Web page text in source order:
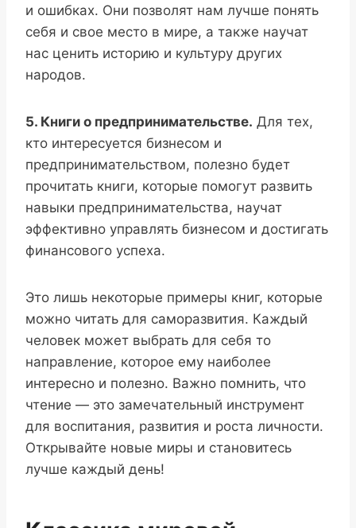
и ошибках. Они позволят нам лучше понять
себя и свое место в мире, а также научат
нас ценить историю и культуру других
народов.
5. Книги о предпринимательстве. Для тех,
кто интересуется бизнесом и
предпринимательством, полезно будет
прочитать книги, которые помогут развить
навыки предпринимательства, научат
эффективно управлять бизнесом и достигать
финансового успеха.
Это лишь некоторые примеры книг, которые
можно читать для саморазвития. Каждый
человек может выбрать для себя то
направление, которое ему наиболее
интересно и полезно. Важно помнить, что
чтение — это замечательный инструмент
для воспитания, развития и роста личности.
Открывайте новые миры и становитесь
лучше каждый день!